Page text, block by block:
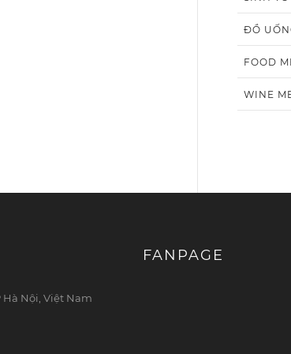
ĐỒ
FOOD
WINE
Hà Nội, Việt Nam
FANPAGE